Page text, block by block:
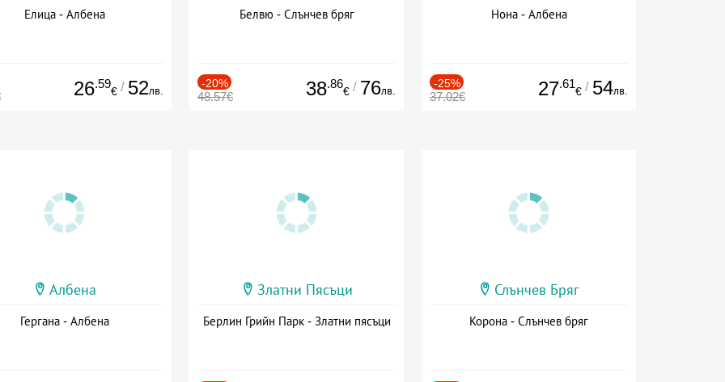
Елица - Албена
26.59
€ / 52лв.
Белвю - Слънчев бряг
-20%
48.57€ 38.86
€ / 76лв.
Нона - Албена
-25%
37.02€ 27.61
€ / 54лв.
Албена
Гергана - Албена
Златни Пясъци
Берлин Грийн Парк - Златни пясъци
Слънчев Бряг
Корона - Слънчев бряг